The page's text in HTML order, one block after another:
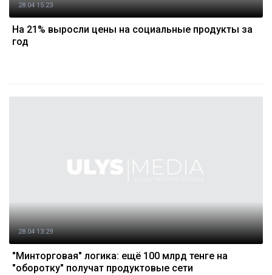
28.04 15:23
На 21% выросли цены на социальные продукты за
год
28.04 13:29
"Минторговая" логика: ещё 100 млрд тенге на
"оборотку" получат продуктовые сети